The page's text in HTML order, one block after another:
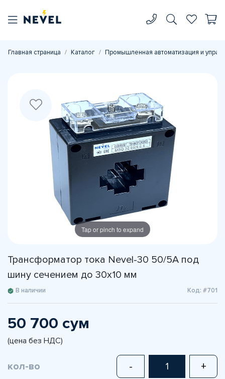
Главная страница Каталог Промышленная автоматизация и
Tap or pinch to expand
Трансформатор тока Nevel-30 50/5А под
шину сечением до 30х10 мм
В наличии Код: #701
50 700 сум
(цена без НДС)
кол-во - +